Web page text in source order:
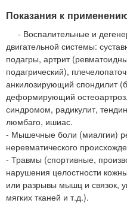
Показания к
- Воспалительные и
двигательной системы:
подагры, артрит
подагрический),
анкилозирующий спондилит
деформирующий
синдромом, радикулит,
люмбаго, ишиас.
- Мышечные боли (миалгии)
неревматического
- Травмы (спортивные,
нарушения целостности
или разрывы мышц и связок,
мягких тканей и т.д.).